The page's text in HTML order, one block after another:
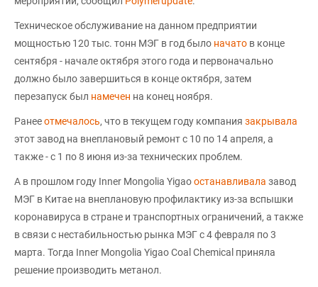
Техническое обслуживание на данном предприятии
мощностью 120 тыс. тонн МЭГ в год было начато в конце
сентября - начале октября этого года и первоначально
должно было завершиться в конце октября, затем
перезапуск был намечен на конец ноября.
Ранееотмечалось, что в текущем году компания закрывала
этот завод на внеплановый ремонт с 10 по 14 апреля, а
также - с 1 по 8 июня из-за технических проблем.
А в прошлом году Inner Mongolia Yigaoостанавливала завод
МЭГ в Китае на внеплановую профилактику из-за вспышки
коронавируса в стране и транспортных ограничений, а также
в связи с нестабильностью рынка МЭГ с 4 февраля по 3
марта. Тогда Inner Mongolia Yigao Coal Chemical приняла
решение производить метанол.